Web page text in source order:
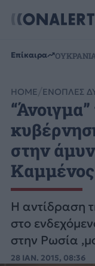
Επίκαιρα
HOME ΕΝΟΠΛΕΣ
στην
Καμμένος
Η αντίδραση
στο
στην Ρωσία
έναντι της
28 ΙΑΝ. 2015, 08:36